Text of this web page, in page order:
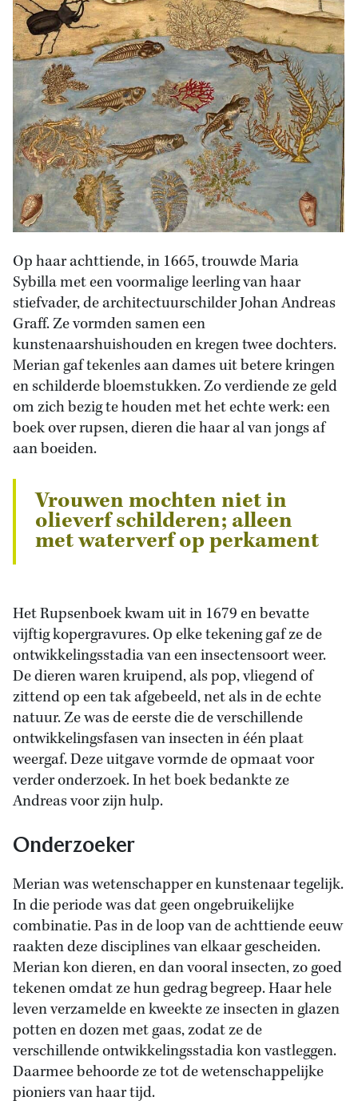
Op haar achttiende, in 1665, trouwde Maria
Sybilla met een voormalige leerling van haar
stiefvader, de architectuurschilder Johan Andreas
Graff. Ze vormden samen een
kunstenaarshuishouden en kregen twee dochters.
Merian gaf tekenles aan dames uit betere kringen
en schilderde bloemstukken. Zo verdiende ze geld
om zich bezig te houden met het echte werk: een
boek over rupsen, dieren die haar al van jongs af
aan boeiden.
Vrouwen mochten niet in
olieverf schilderen; alleen
met waterverf op perkament
Het Rupsenboek kwam uit in 1679 en bevatte
vijftig kopergravures. Op elke tekening gaf ze de
ontwikkelingsstadia van een insectensoort weer.
De dieren waren kruipend, als pop, vliegend of
zittend op een tak afgebeeld, net als in de echte
natuur. Ze was de eerste die de verschillende
ontwikkelingsfasen van insecten in één plaat
weergaf. Deze uitgave vormde de opmaat voor
verder onderzoek. In het boek bedankte ze
Andreas voor zijn hulp.
Onderzoeker
Merian was wetenschapper en kunstenaar tegelijk.
In die periode was dat geen ongebruikelijke
combinatie. Pas in de loop van de achttiende eeuw
raakten deze disciplines van elkaar gescheiden.
Merian kon dieren, en dan vooral insecten, zo goed
tekenen omdat ze hun gedrag begreep. Haar hele
leven verzamelde en kweekte ze insecten in glazen
potten en dozen met gaas, zodat ze de
verschillende ontwikkelingsstadia kon vastleggen.
Daarmee behoorde ze tot de wetenschappelijke
pioniers van haar tijd.